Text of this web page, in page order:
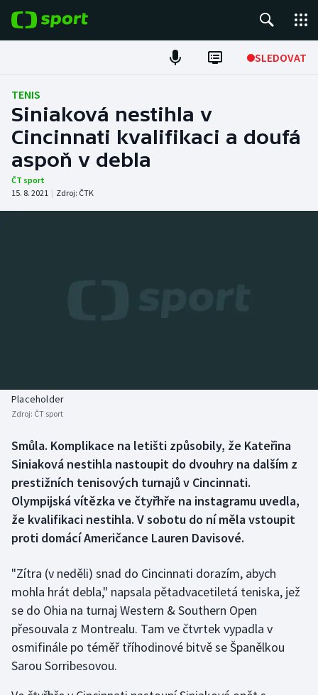
SLEDOVAT
Fotbal
Hokej
Tenis
Atletika
Biatlon
Box
Curling
Dostihy
Florbal
Futsal
Golf
Gymnastika
Aplikace ČT sport
TENIS
Siniaková nestihla v
Cincinnati kvalifikaci a doufá
aspoň v debla
ČT sport
15. 8. 2021 | Zdroj: ČTK
Placeholder
Zdroj: ČT sport
Smůla. Komplikace na letišti způsobily, že Kateřina
Siniaková nestihla nastoupit do dvouhry na dalším z
prestižních tenisových turnajů v Cincinnati.
Olympijská vítězka ve čtyřhře na instagramu uvedla,
že kvalifikaci nestihla. V sobotu do ní měla vstoupit
proti domácí Američance Lauren Davisové.
"Zítra (v neděli) snad do Cincinnati dorazím, abych
mohla hrát debla," napsala pětadvacetiletá teniska, jež
se do Ohia na turnaj Western & Southern Open
přesouvala z Montrealu. Tam ve čtvrtek vypadla v
osmifinále po téměř tříhodinové bitvě se Španělkou
Sarou Sorribesovou.